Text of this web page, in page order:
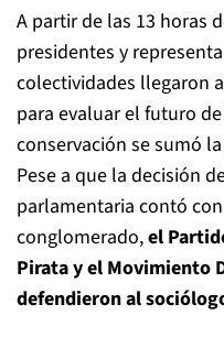
A partir de las 13 horas
presidentes y
colectividades llegaron
para evaluar el futuro
conservación se sumó
Pese a que la decisión
parlamentaria contó
conglomerado,el
Pirata y el Movimiento
defendieron al